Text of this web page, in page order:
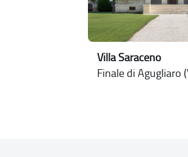
Villa Saraceno
Finale di Agugliaro